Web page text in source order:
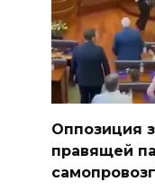
Оппозиция
правящей